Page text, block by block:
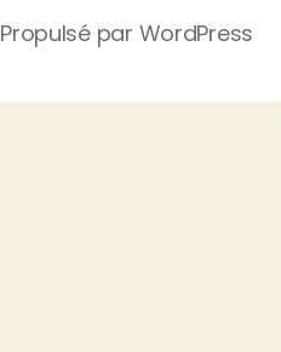
Propulsé par WordPress